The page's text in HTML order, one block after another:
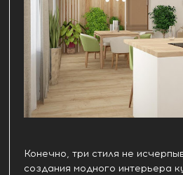
Конечно, три стиля не
создания модного интерьера